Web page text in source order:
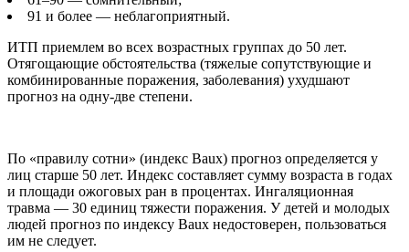
91 и более — неблагоприятный.
ИТП приемлем во всех возрастных группах до 50 лет.
Отягощающие обстоятельства (тяжелые сопутствующие и
комбинированные поражения, заболевания) ухудшают
прогноз на одну-две степени.
По «правилу сотни» (индекс Baux) прогноз определяется у
лиц старше 50 лет. Индекс составляет сумму возраста в годах
и площади ожоговых ран в процентах. Ингаляционная
травма — 30 единиц тяжести поражения. У детей и молодых
людей прогноз по индексу Baux недостоверен, пользоваться
им не следует.